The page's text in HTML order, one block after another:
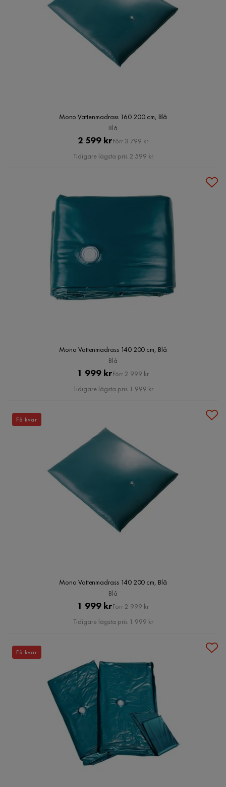
Mono Vattenmadrass 160 200 cm, Blå
Blå
Pris
2 599 krOriginal
Pris
Förr 3 799 kr
Tidigare lägsta pris 2 599 kr
Mono Vattenmadrass 140 200 cm, Blå
Blå
Pris
1 999 krOriginal
Pris
Förr 2 999 kr
Tidigare lägsta pris 1 999 kr
Mono Vattenmadrass 140 200 cm, Blå
Blå
Pris
1 999 krOriginal
Pris
Förr 2 999 kr
Tidigare lägsta pris 1 999 kr
Få kvar
Få kvar